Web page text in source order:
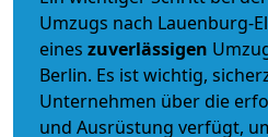
Umzugs nach Lauenburg-
eines zuverlässigen
Berlin. Es ist wichtig,
Unternehmen über die
und Ausrüstung verfügt,